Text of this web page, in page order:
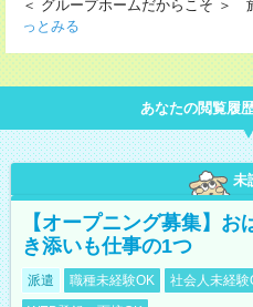
＜ グループホームだからこそ ＞
っとみる
あなたの閲覧履
未
【オープニング募集】
き添いも仕事の1つ
派遣 職種未経験OK 社会人未経験